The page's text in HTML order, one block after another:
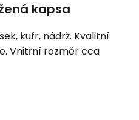
kapsa
kufr, nádrž. Kvalitní
Vnitřní rozměr cca